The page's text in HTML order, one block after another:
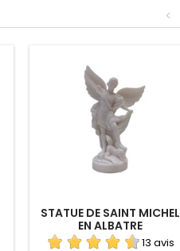
<
STATUE DE SAINT MICHEL
EN ALBATRE
13 avis